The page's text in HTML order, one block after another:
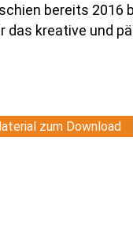
bereits
das kreative und
zum Download